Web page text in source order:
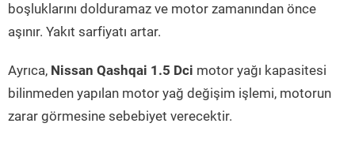
boşluklarını dolduramaz ve motor zamanından önce
aşınır. Yakıt sarfiyatı artar.
Ayrıca, Nissan Qashqai 1.5 Dci motor yağı kapasitesi
bilinmeden yapılan motor yağ değişim işlemi, motorun
zarar görmesine sebebiyet verecektir.